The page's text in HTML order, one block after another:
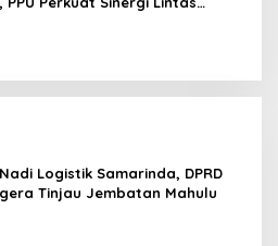
Logistik Samarinda, DPRD
Tinjau Jembatan Mahulu